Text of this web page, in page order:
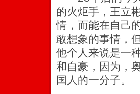
的火炬手，王立
情，而能在自己
敢想象的事情，
他个人来说是一
和自豪，因为，
国人的一分子。